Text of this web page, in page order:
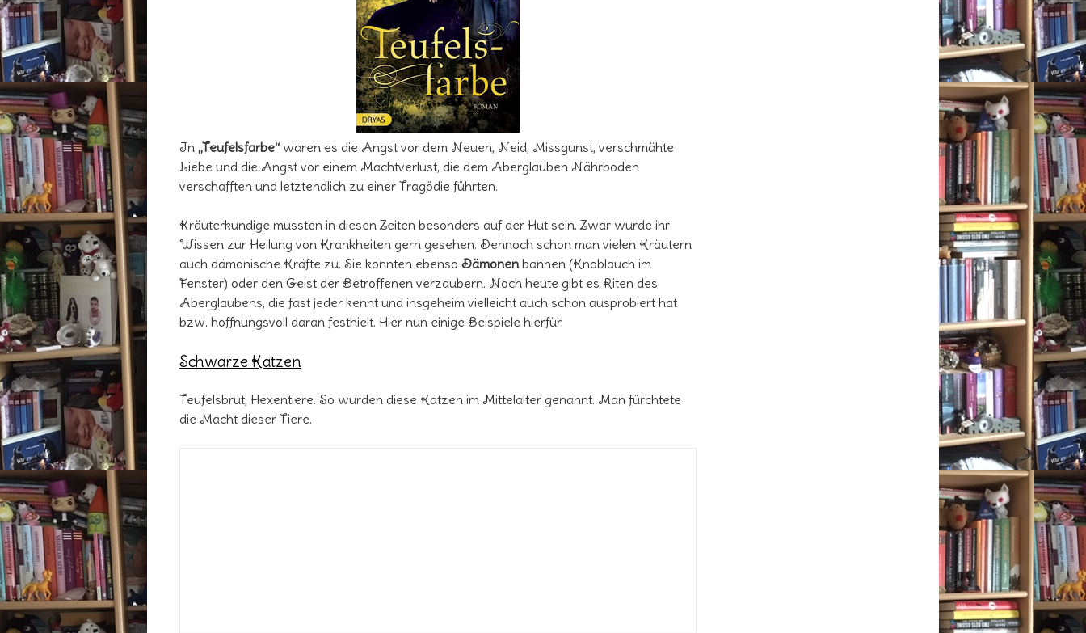
In „Teufelsfarbe“ waren es die Angst vor dem Neuen, Neid, Missgunst, verschmähte
Liebe und die Angst vor einem Machtverlust, die dem Aberglauben Nährboden
verschafften und letztendlich zu einer Tragödie führten.
Kräuterkundige mussten in diesen Zeiten besonders auf der Hut sein. Zwar wurde ihr
Wissen zur Heilung von Krankheiten gern gesehen. Dennoch schon man vielen Kräutern
auch dämonische Kräfte zu. Sie konnten ebenso Dämonenbannen (Knoblauch im
Fenster) oder den Geist der Betroffenen verzaubern. Noch heute gibt es Riten des
Aberglaubens, die fast jeder kennt und insgeheim vielleicht auch schon ausprobiert hat
bzw. hoffnungsvoll daran festhielt. Hier nun einige Beispiele hierfür.
Schwarze Katzen
Teufelsbrut, Hexentiere. So wurden diese Katzen im Mittelalter genannt. Man fürchtete
die Macht dieser Tiere.